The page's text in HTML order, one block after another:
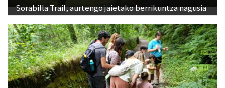
Sorabilla Trail, aurtengo jaietako berrikuntza nagusia